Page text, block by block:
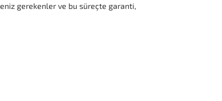
gerekenler ve bu süreçte garanti,